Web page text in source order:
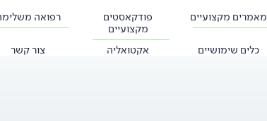
מאמרים מקצועיים
פודקאסטים
מקצועיים
רפואה
כלים שימושיים אקטואליה צור קשר